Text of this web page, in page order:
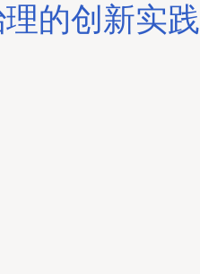
的创新实践